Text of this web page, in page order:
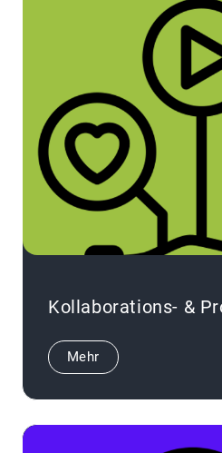
Kollaborations- &
Mehr